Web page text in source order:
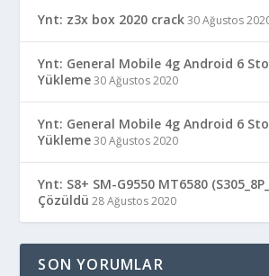
Ynt: z3x box 2020 crack 30 Ağustos
Ynt: General Mobile 4g Android 6
Yükleme 30 Ağustos 2020
Ynt: General Mobile 4g Android 6
Yükleme 30 Ağustos 2020
Ynt: S8+ SM-G9550 MT6580
Çözüldü 28 Ağustos 2020
SON YORUMLAR